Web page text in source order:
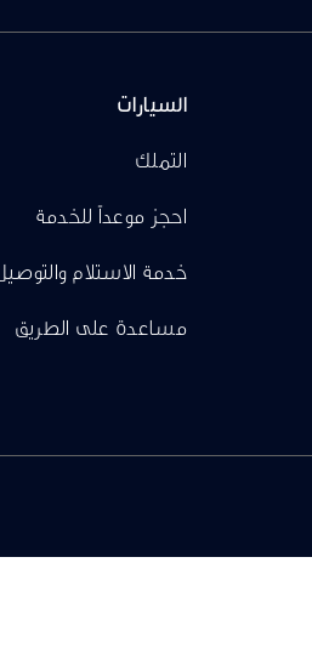
السيارات
التملك
احجز موعداً للخدمة
خدمة الاستلام
مساعدة على الطريق